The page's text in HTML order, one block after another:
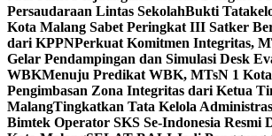
Persaudaraan Lintas SekolahBukti
Kota Malang Sabet Peringkat III Satker
dari KPPNPerkuat Komitmen Integritas,
Gelar Pendampingan dan Simulasi Desk
WBKMenuju Predikat WBK, MTsN 1
Pengimbasan Zona Integritas dari Ketua
MalangTingkatkan Tata Kelola
Bimtek Operator SKS Se-Indonesia Resmi